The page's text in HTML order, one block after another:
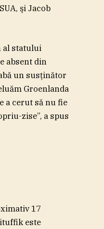
şi Jacob
al statului
absent din
un susţinător
Groenlanda
a cerut să nu fie
zise”, a spus
17
este